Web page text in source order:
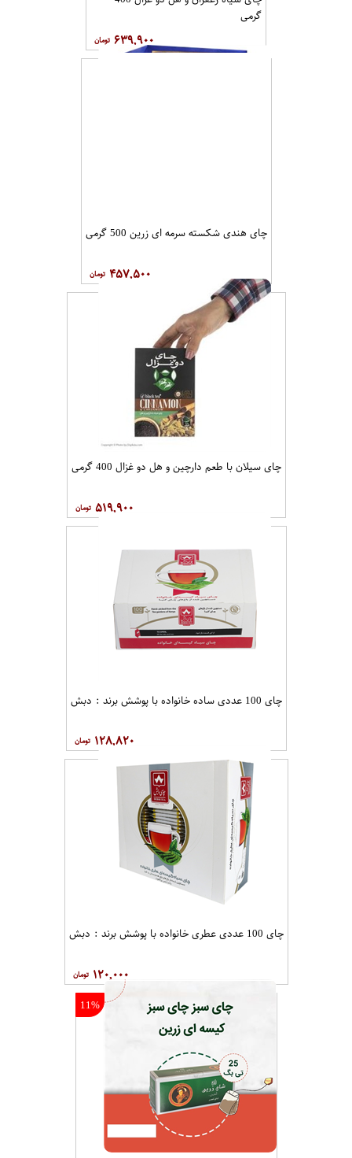
گرمی
۶۳۹,۹۰۰
چای هندی شکسته سرمه ای زرین 500 گرمی
۴۵۷,۵۰۰
چای سیلان با طعم دارچین و هل دو غزال 400 گرمی
۵۱۹,۹۰۰
چای 100 عددی ساده خانواده با پوشش برند : دبش
۱۲۸,۸۲۰
چای 100 عددی عطری خانواده با پوشش برند : دبش
۱۲۰,۰۰۰
11%